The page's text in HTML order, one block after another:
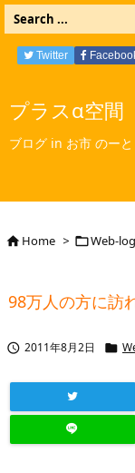
プラスα空間
ブログ in お市 のーと
Twitter
Home > Web-
98万人の方に訪
 2011年8月2日 